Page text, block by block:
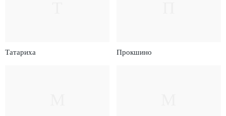
Татариха Прокшино